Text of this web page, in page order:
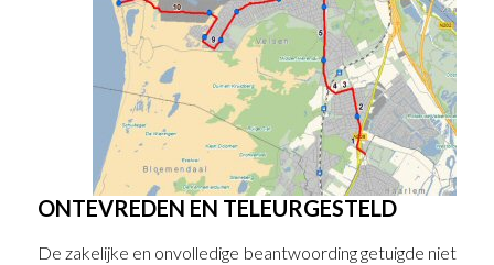
ONTEVREDEN EN TELEURGESTELD
De zakelijke en onvolledige beantwoording getuigde niet